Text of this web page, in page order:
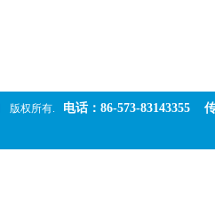
版权所有. 电话： 86-573-83143355